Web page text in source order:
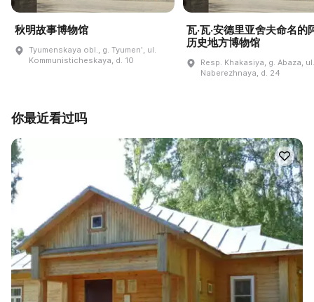
秋明故事博物馆
Tyumenskaya obl., g. Tyumenʹ, ul.
Kommunisticheskaya, d. 10
瓦·瓦·安德里亚舍夫命名的
历史地方博物馆
Resp. Khakasiya, g. Abaza, ul.
Naberezhnaya, d. 24
你最近看过吗